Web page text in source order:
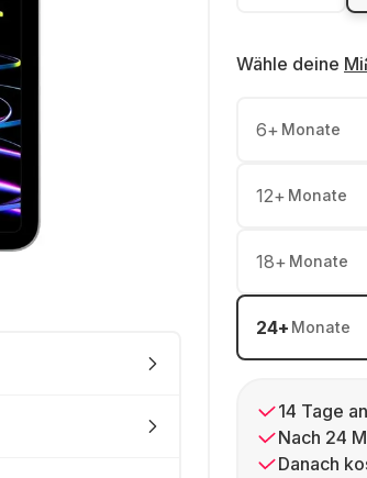
Wähle deine
6+ Monate
12+ Monate
18+ Monate
24+ Monate
14 Tage
Nach 24
Danach